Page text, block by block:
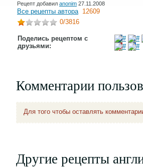
Рецепт добавил anonim 27.11.2008
Все рецепты автора 12609
0/3816
Поделись рецептом с
друзьями:
Комментарии
Для того чтобы оставлять
Другие рецепты